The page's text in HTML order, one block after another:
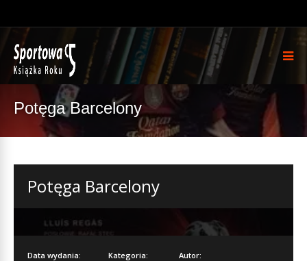
Potęga Barcelony
Potęga Barcelony
Data wydania:
Kategoria:
Autor: